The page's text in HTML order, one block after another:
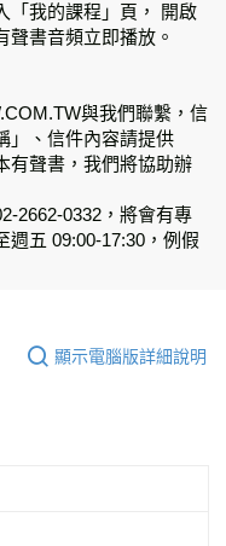
「我的課程」頁， 開啟
書音頻立即播放。
與我們聯繫，信
」、信件內容請提供
有聲書，我們將協助辦
2662-0332 ，將會有專
週五 09:00-17:30 ，例假
顯示電腦版詳細說明